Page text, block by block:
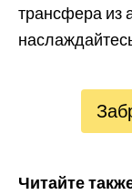
трансфера из
Читайте